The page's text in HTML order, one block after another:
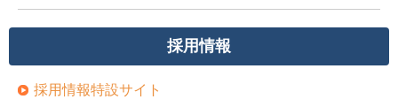
採用情報
採用情報特設サイト